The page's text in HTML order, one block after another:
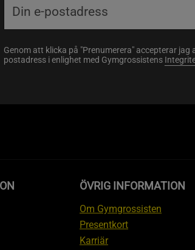
Genom att klicka på "Prenumerera" accepterar
postadress i enlighet med Gymgrossistens
ÖVRIG INFORMATION
Om Gymgrossisten
Presentkort
Karriär